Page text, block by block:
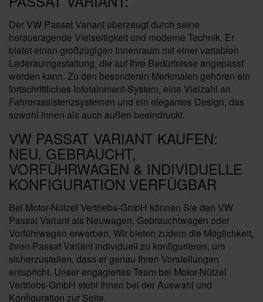
Der VW Passat Variant überzeugt durch seine
herausragende Vielseitigkeit und moderne Technik. Er
bietet einen großzügigen Innenraum mit einer variablen
Laderaumgestaltung, die auf Ihre Bedürfnisse angepasst
werden kann. Zu den besonderen Merkmalen gehören ein
fortschrittliches Infotainment-System, eine Vielzahl an
Fahrerassistenzsystemen und ein elegantes Design, das
sowohl innen als auch außen beeindruckt.
VW PASSAT VARIANT KAUFEN:
NEU, GEBRAUCHT,
VORFÜHRWAGEN & INDIVIDUELLE
KONFIGURATION VERFÜGBAR
Bei Motor-Nützel Vertriebs-GmbH können Sie den VW
Passat Variant als Neuwagen, Gebrauchtwagen oder
Vorführwagen erwerben. Wir bieten zudem die Möglichkeit,
Ihren Passat Variant individuell zu konfigurieren, um
sicherzustellen, dass er genau Ihren Vorstellungen
entspricht. Unser engagiertes Team bei Motor-Nützel
Vertriebs-GmbH steht Ihnen bei der Auswahl und
Konfiguration zur Seite.